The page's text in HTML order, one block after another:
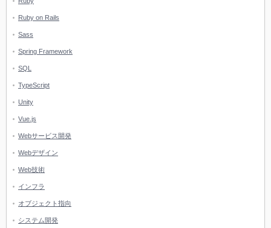
Ruby on Rails
Sass
Spring Framework
SQL
TypeScript
Unity
Vue.js
Webサービス開発
Webデザイン
Web技術
インフラ
オブジェクト指向
システム開発